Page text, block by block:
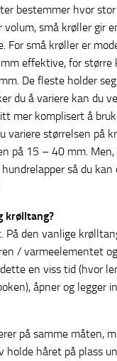
bestemmer hvor
volum, små krøller gir
For små krøller er
effektive, for større
De fleste holder
du å variere kan du
mer komplisert å
variere størrelsen på
på 15 – 40 mm.
så du kan
krølltang?
På den vanlige
/ varmeelementet
en viss tid (hvor
åpner og legger
på samme måten,
holde håret på plass